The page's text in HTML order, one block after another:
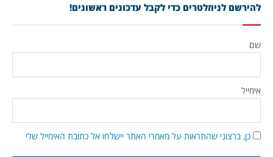
להירשם לניוזלטרים כדי לקבל עדכונים ראשונים!
שם
אימייל
כן, ברצוני שהתראות על מאמרי האתר יישלחו אל כתובת האימייל שלי